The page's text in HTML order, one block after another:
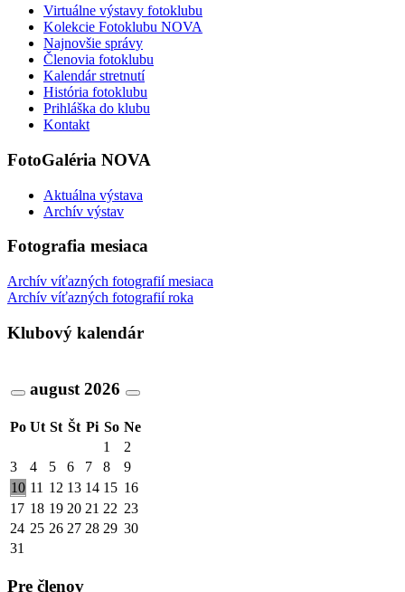
Virtuálne výstavy fotoklubu
Kolekcie Fotoklubu NOVA
Najnovšie správy
Členovia fotoklubu
Kalendár stretnutí
História fotoklubu
Prihláška do klubu
Kontakt
FotoGaléria NOVA
Aktuálna výstava
Archív výstav
Fotografia mesiaca
Archív víťazných fotografií mesiaca
Archív víťazných fotografií roka
Klubový kalendár
august 2026
Po Ut St Št Pi So Ne
1
2
3
4 5 6 7 8
9
10 11 12 13 14 15 16
17 18 19 20 21 22 23
24 25 26 27 28 29 30
31
Pre členov